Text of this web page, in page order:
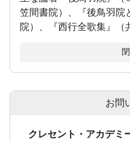
笠間書院）、『後鳥羽院
院）、『西行全歌集』（
お問
クレセント・アカデミ